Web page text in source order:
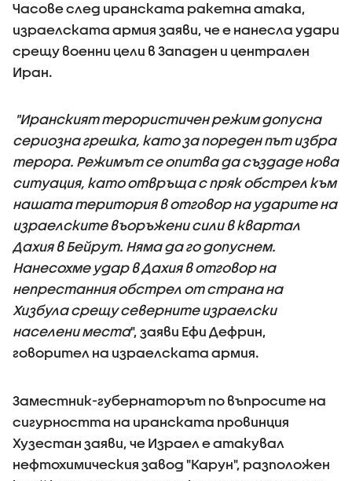
Часове след иранската ракетна атака,
израелската армия заяви, че е нанесла удари
срещу военни цели в Западен и централен
Иран.
"Иранският терористичен режим допусна
сериозна грешка, като за пореден път избра
терора. Режимът се опитва да създаде нова
ситуация, като отвръща с пряк обстрел към
нашата територия в отговор на ударите на
израелските въоръжени сили в квартал
Дахия в Бейрут. Няма да го допуснем.
Нанесохме удар в Дахия в отговор на
непрестанния обстрел от страна на
Хизбула срещу северните израелски
населени места", заяви Ефи Дефрин,
говорител на израелската армия.
Заместник-губернаторът по въпросите на
сигурността на иранската провинция
Хузестан заяви, че Израел е атакувал
нефтохимическия завод "Карун", разположен